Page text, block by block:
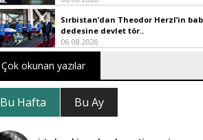
Sırbistan’dan Theodor Herzl’in
dedesine devlet tör..
06.08.2026
Çok okunan yazılar
Bu Hafta Bu Ay